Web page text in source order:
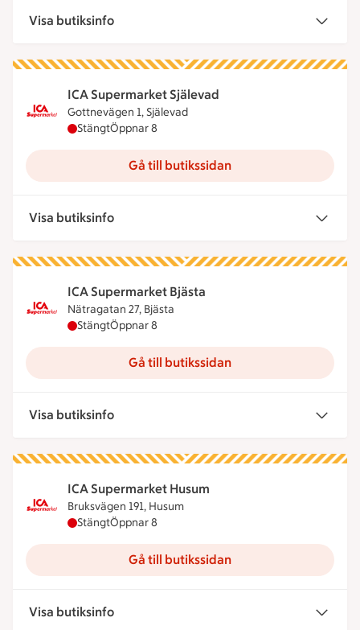
Visa butiksinfo
ICA Supermarket Själevad
Gottnevägen 1, Själevad
ICA Supermarket Själevad har stängt, öppnar
StängtÖppnar 8
Gå till butikssidan
Visa butiksinfo
ICA Supermarket Bjästa
Nätragatan 27, Bjästa
ICA Supermarket Bjästa har stängt, öppnar
StängtÖppnar 8
Gå till butikssidan
Visa butiksinfo
ICA Supermarket Husum
Bruksvägen 191, Husum
ICA Supermarket Husum har stängt, öppnar
StängtÖppnar 8
Gå till butikssidan
Visa butiksinfo